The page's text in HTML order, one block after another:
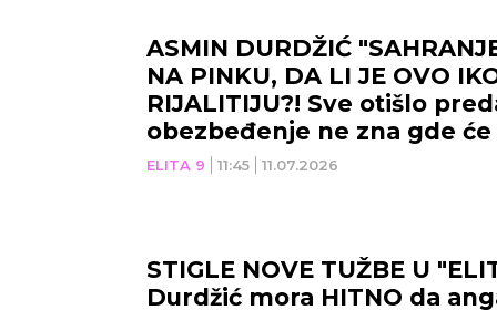
ELITA 9 11:45 11.07.2026
ASMIN DURDŽIĆ
NA PINKU, DA LI JE OVO
RIJALITIJU?! Sve otišlo
obezbeđenje ne zna gde će
STIGLE NOVE TUŽBE U
Durdžić mora HITNO da
NOVI SAD NIŠ